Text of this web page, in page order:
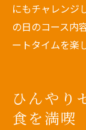
にもチャレンジ
の日のコース内
ートタイムを楽
ひんやり
食を満喫